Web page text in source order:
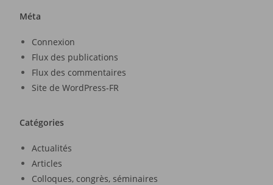
Méta
Connexion
Flux des publications
Flux des commentaires
Site de WordPress-FR
Catégories
Actualités
Articles
Colloques, congrès, séminaires